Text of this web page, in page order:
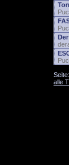
Seite:
alle